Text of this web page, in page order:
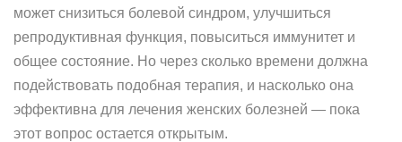
может снизиться болевой синдром, улучшиться
репродуктивная функция, повыситься иммунитет и
общее состояние. Но через сколько времени должна
подействовать подобная терапия, и насколько она
эффективна для лечения женских болезней — пока
этот вопрос остается открытым.